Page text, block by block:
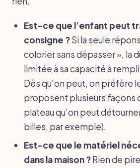
Est-ce que l’enfant peut
consigne ?Si la seule
colorier sans dépasser », la
limitée à sa capacité à
Dès qu’on peut, on préfère
proposent plusieurs façons
plateau qu’on peut
billes, par exemple).
Est-ce que le matériel
dans la maison ?Rien de